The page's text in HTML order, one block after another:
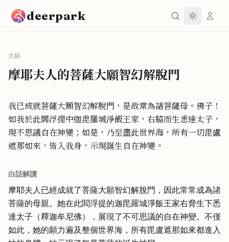
deerpark
大願
摩耶夫人的菩薩大願智幻解脫門
我已成就菩薩大願智幻解脫門，是故常為諸菩薩母。佛子！
如我於此閻浮提中迦毘羅城淨飯王家，右脇而生悉達太子，
現不思議自在神變；如是，乃至盡此世界海，所有一切毘盧
遮那如來，皆入我身，示現誕生自在神變。
白話解讀
摩耶夫人已經成就了菩薩大願智幻解脫門，因此常常成為諸
菩薩的母親。她在此閻浮提的迦毘羅城淨飯王家右脅生下悉
達太子（釋迦牟尼佛），展現了不可思議的自在神變。不僅
如此，她的願力遍及整個世界海，所有毘盧遮那如來都進入